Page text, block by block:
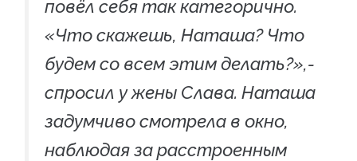
повёл себя так категорично.
«Что скажешь, Наташа? Что
будем со всем этим делать?»,-
спросил у жены Слава. Наташа
задумчиво смотрела в окно,
наблюдая за расстроенным